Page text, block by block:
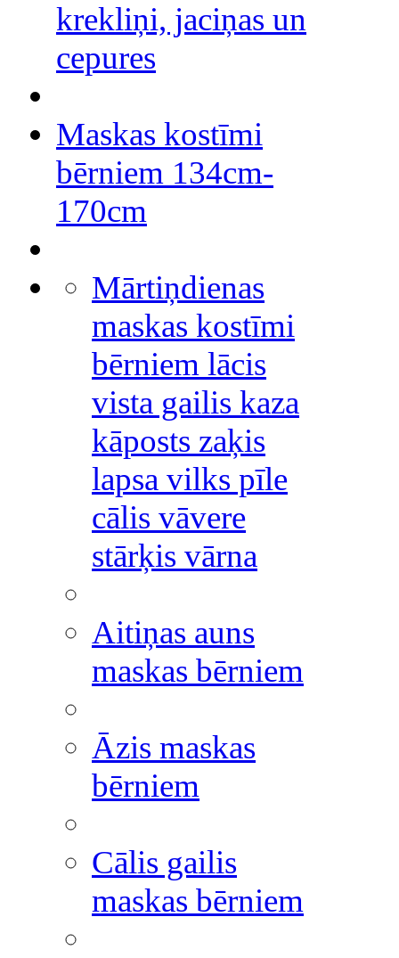
krekliņi, jaciņas un
cepures
Maskas kostīmi
bērniem 134cm-
170cm
Mārtiņdienas
maskas kostīmi
bērniem lācis
vista gailis kaza
kāposts zaķis
lapsa vilks pīle
cālis vāvere
stārķis vārna
Aitiņas auns
maskas bērniem
Āzis maskas
bērniem
Cālis gailis
maskas bērniem